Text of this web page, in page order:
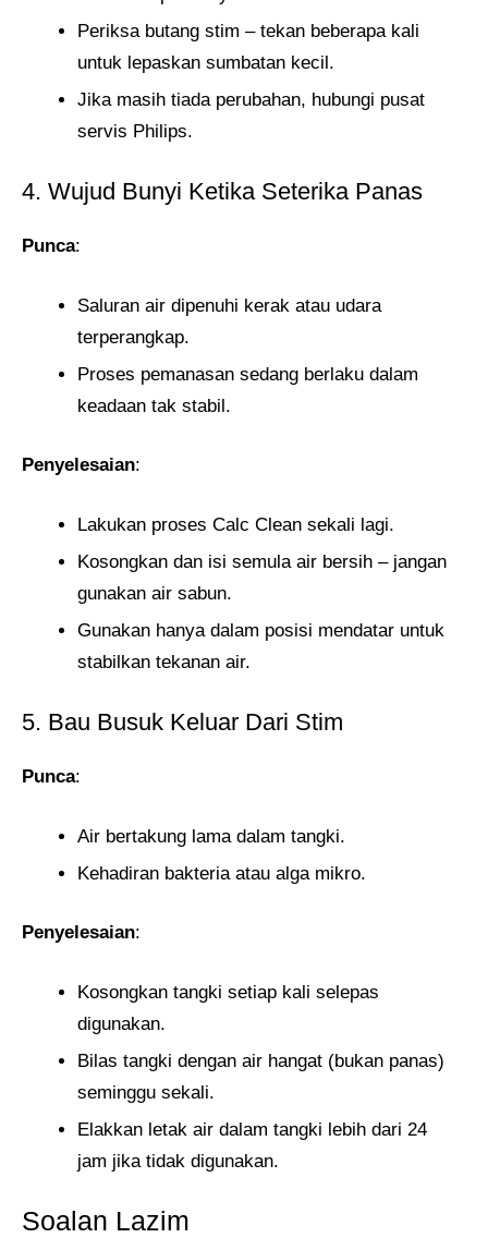
Periksa butang stim – tekan beberapa kali
untuk lepaskan sumbatan kecil.
Jika masih tiada perubahan, hubungi pusat
servis Philips.
4. Wujud Bunyi Ketika Seterika Panas
Punca:
Saluran air dipenuhi kerak atau udara
terperangkap.
Proses pemanasan sedang berlaku dalam
keadaan tak stabil.
Penyelesaian:
Lakukan proses Calc Clean sekali lagi.
Kosongkan dan isi semula air bersih – jangan
gunakan air sabun.
Gunakan hanya dalam posisi mendatar untuk
stabilkan tekanan air.
5. Bau Busuk Keluar Dari Stim
Punca:
Air bertakung lama dalam tangki.
Kehadiran bakteria atau alga mikro.
Penyelesaian:
Kosongkan tangki setiap kali selepas
digunakan.
Bilas tangki dengan air hangat (bukan panas)
seminggu sekali.
Elakkan letak air dalam tangki lebih dari 24
jam jika tidak digunakan.
Soalan Lazim